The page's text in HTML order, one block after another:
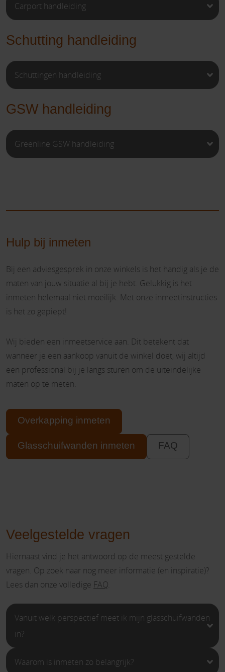
Carport handleiding
Schutting handleiding
Schuttingen handleiding
GSW handleiding
Greenline GSW handleiding
Hulp bij inmeten
Bij een adviesgesprek in onze winkels is het handig als je de
maten van jouw situatie al bij je hebt. Gelukkig is het
inmeten helemaal niet moeilijk. Met onze inmeetinstructies
is het zo gepiept!
Wij bieden een inmeetservice aan. Dit betekent dat
wanneer je een aankoop vanuit de winkel doet, wij altijd
een professional bij je langs sturen om de uiteindelijke
maten op te meten.
Overkapping inmeten
Glasschuifwanden inmeten FAQ
Veelgestelde vragen
Hiernaast vind je het antwoord op de meest gestelde
vragen. Op zoek naar nog meer informatie (en inspiratie)?
Lees dan onze volledige FAQ
Vanuit welk perspectief meet ik mijn glasschuifwanden
in?
Waarom is inmeten zo belangrijk?